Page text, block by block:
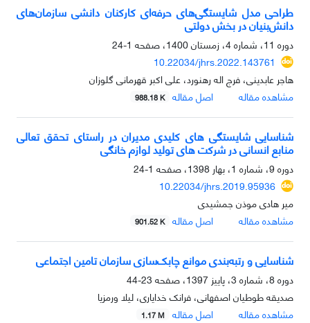
طراحی مدل شایستگی‌های حرفه‌ای کارکنان دانشی سازمان‌های
دانش‌بنیان در بخش دولتی
دوره 11، شماره 4، زمستان 1400، صفحه
1-24
10.22034/jhrs.2022.143761
هاجر عابدینی، فرج اله رهنورد، علی اکبر قهرمانی گلوزان
مشاهده مقاله
اصل مقاله 988.18 K
شناسایی شایستگی های کلیدی مدیران در راستای تحقق تعالی
منابع انسانی در شرکت های تولید لوازم خانگی
دوره 9، شماره 1، بهار 1398، صفحه
1-24
10.22034/jhrs.2019.95936
میر هادی موذن جمشیدی
مشاهده مقاله
اصل مقاله 901.52 K
شناسایی و رتبه‌بندی موانع چابک‌سازی سازمان تامین اجتماعی
دوره 8، شماره 3، پاییز 1397، صفحه
23-44
صدیقه طوطیان اصفهانی، فرانک خدایاری، لیلا ورمزیا
مشاهده مقاله
اصل مقاله 1.17 M